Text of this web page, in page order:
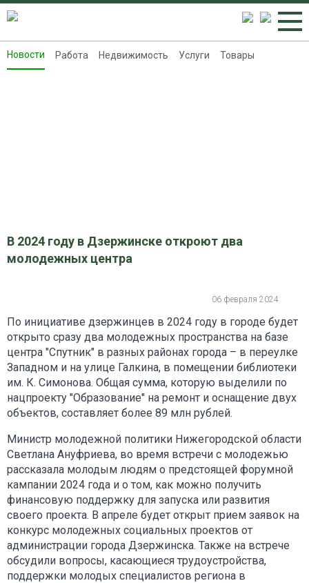
Новости
Новости Работа Недвижимость Услуги Товары
В 2024 году в Дзержинске откроют два
молодежных центра
06 февраля 2024
По инициативе дзержинцев в 2024 году в городе будет
открыто сразу два молодежных пространства на базе
центра "Спутник" в разных районах города – в переулке
Западном и на улице Галкина, в помещении библиотеки
им. К. Симонова. Общая сумма, которую выделили по
нацпроекту "Образование" на ремонт и оснащение двух
объектов, составляет более 89 млн рублей.
Министр молодежной политики Нижегородской области
Светлана Ануфриева, во время встречи с молодежью
рассказала молодым людям о предстоящей форумной
кампании 2024 года и о том, как можно получить
финансовую поддержку для запуска или развития
своего проекта. В апреле будет открыт прием заявок на
конкурс молодежных социальных проектов от
администрации города Дзержинска. Также на встрече
обсудили вопросы, касающиеся трудоустройства,
поддержки молодых специалистов региона в